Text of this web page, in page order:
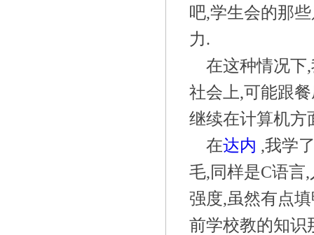
吧,学生会的那
力.
在这种情况下
社会上,可能跟
继续在计算机方
在达内 ,我学
毛,同样是C语言
强度,虽然有点
前学校教的知识